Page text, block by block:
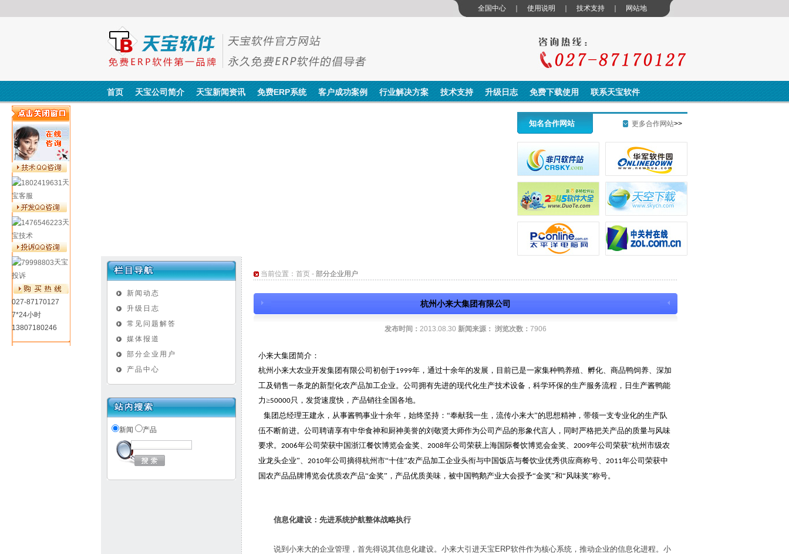
全国中心 使用说明 技术支持 网站地
首页 天宝公司简介 天宝新闻资讯 免费ERP系统 客户成功案例 行业解决方案 技术支持 升级日志 免费下载使用 联系天宝软件
知名合作网站 更多合作网站>>
新闻动态
升级日志
常见问题解答
媒体报道
部分企业用户
产品中心
新闻 产品
当前位置： 首页 - 部分企业用户
杭州小来大集团有限公司
发布时间： 2013.08.30 新闻来源： 浏览次数： 7906
小来大集团简介：
杭州小来大农业开发集团有限公司初创于1999年，通过十余年的发展，目前已是一家集种鸭养殖、孵化、商品鸭饲养、深加
工及销售一条龙的新型化农产品加工企业。公司拥有先进的现代化生产技术设备，科学环保的生产服务流程，日生产酱鸭能
力≥50000只，发货速度快，产品销往全国各地。
集团总经理王建永，从事酱鸭事业十余年，始终坚持：“奉献我一生，流传小来大”的思想精神，带领一支专业化的生产队
伍不断前进。公司聘请享有中华食神和厨神美誉的刘敬贤大师作为公司产品的形象代言人，同时严格把关产品的质量与风味
要求。 2006年公司荣获中国浙江餐饮博览会金奖、 2008年公司荣获上海国际餐饮博览会金奖、 2009年公司荣获“杭州市级农
业龙头企业”、 2010年公司摘得杭州市“十佳”农产品加工企业头衔与中国饭店与餐饮业优秀供应商称号、 2011年公司荣获中
国农产品品牌博览会优质农产品“金奖”，产品优质美味，被中国鸭鹅产业大会授予“金奖”和“风味奖”称号。
信息化建设：先进系统护航整体战略执行
说到小来大的企业管理，首先得说其信息化建设。小来大引进天宝 ERP软件作为核心系统，推动企业的信息化进程。小
天
宝客服
天
宝技术
天宝
投诉
027-87170127
7*24小时
13807180246